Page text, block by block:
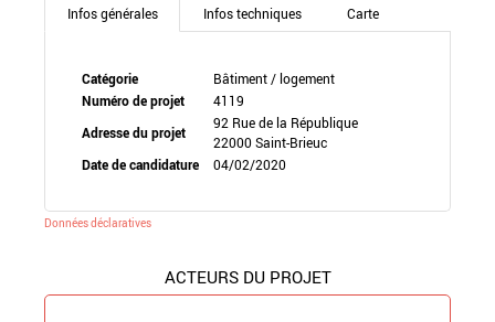
Infos générales Infos techniques Carte
Catégorie
Bâtiment / logement
Numéro de projet
4119
Adresse du projet
92 Rue de la République
22000 Saint-Brieuc
Date de candidature
04/02/2020
Données déclaratives
ACTEURS DU PROJET